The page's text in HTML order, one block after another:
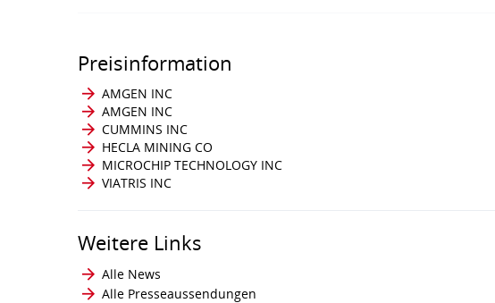
Preisinformation
AMGEN INC
AMGEN INC
CUMMINS INC
HECLA MINING CO
MICROCHIP TECHNOLOGY INC
VIATRIS INC
Weitere Links
Alle News
Alle Presseaussendungen